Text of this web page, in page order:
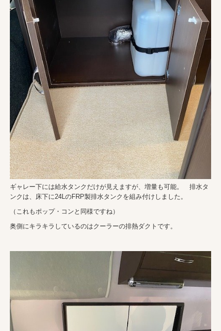
ギャレー下には給水タンクだけが見えますが、増量も可能。 排水タ
ンクは、床下に24LのFRP製排水タンクを組み付けしました。
（これもポップ・コンと同様ですね）
奥側にキラキラしているのはクーラーの排熱ダクトです。